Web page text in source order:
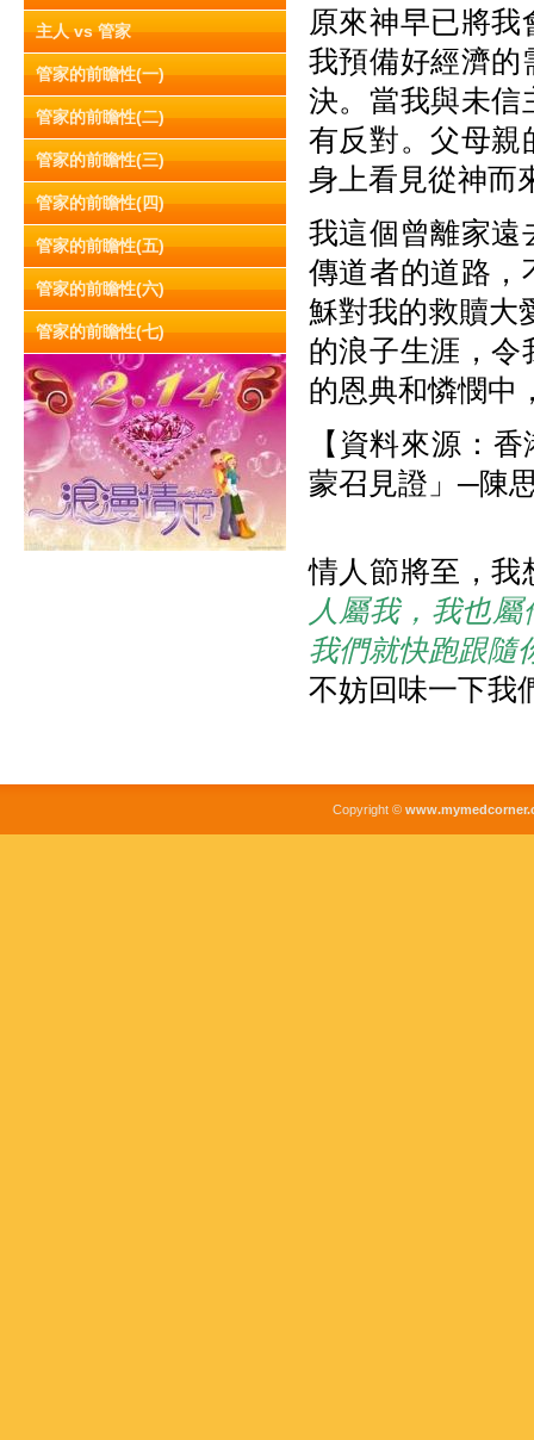
主人 vs 管家
管家的前瞻性(一)
管家的前瞻性(二)
管家的前瞻性(三)
管家的前瞻性(四)
管家的前瞻性(五)
管家的前瞻性(六)
管家的前瞻性(七)
原來神早已將
我預備好經濟的
決。當我與未信
有反對。父母親
身上看見從神而
我這個曾離家遠
傳道者的道路，
穌對我的救贖大
的浪子生涯，令
的恩典和憐憫中
【資料來源：
蒙召見證」─陳
情人節將至，我
人屬我，我也屬
我們就快跑跟隨
不妨回味一下我
Copyright ©